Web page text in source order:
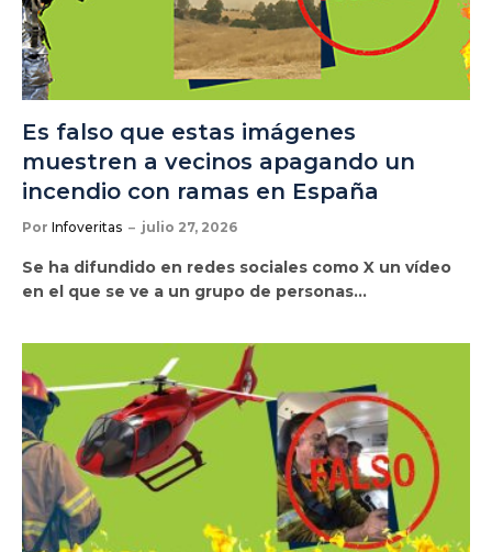
Es falso que estas imágenes
muestren a vecinos apagando un
incendio con ramas en España
Por Infoveritas julio 27, 2026
Se ha difundido en redes sociales como X un vídeo
en el que se ve a un grupo de personas…